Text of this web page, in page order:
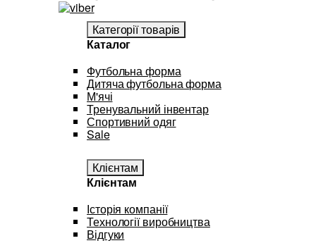
Категорії товарів
Каталог
Футбольна форма
Дитяча футбольна форма
М'ячі
Тренувальний інвентар
Спортивний одяг
Sale
Клієнтам
Клієнтам
Історія компанії
Технології виробництва
Відгуки